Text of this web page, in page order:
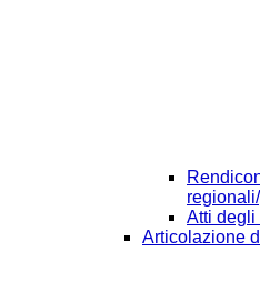
Atti degli
Articolazione